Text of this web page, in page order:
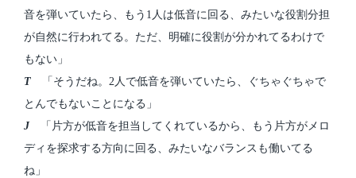
音を弾いていたら、もう1人は低音に回る、みたいな役割分担
が自然に行われてる。ただ、明確に役割が分かれてるわけで
もない」
T 「そうだね。2人で低音を弾いていたら、ぐちゃぐちゃで
とんでもないことになる」
J「片方が低音を担当してくれているから、もう片方がメロ
ディを探求する方向に回る、みたいなバランスも働いてる
ね」